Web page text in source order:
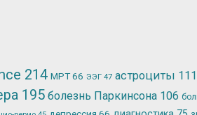
214 МРТ66 ЭЭГ 47 астроциты 111
195 болезнь Паркинсона 106